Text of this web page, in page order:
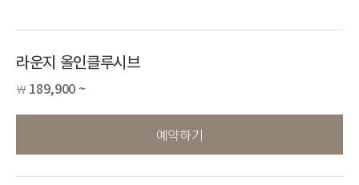
라운지 올인클루시브
￦ 189,900 ~
예약하기